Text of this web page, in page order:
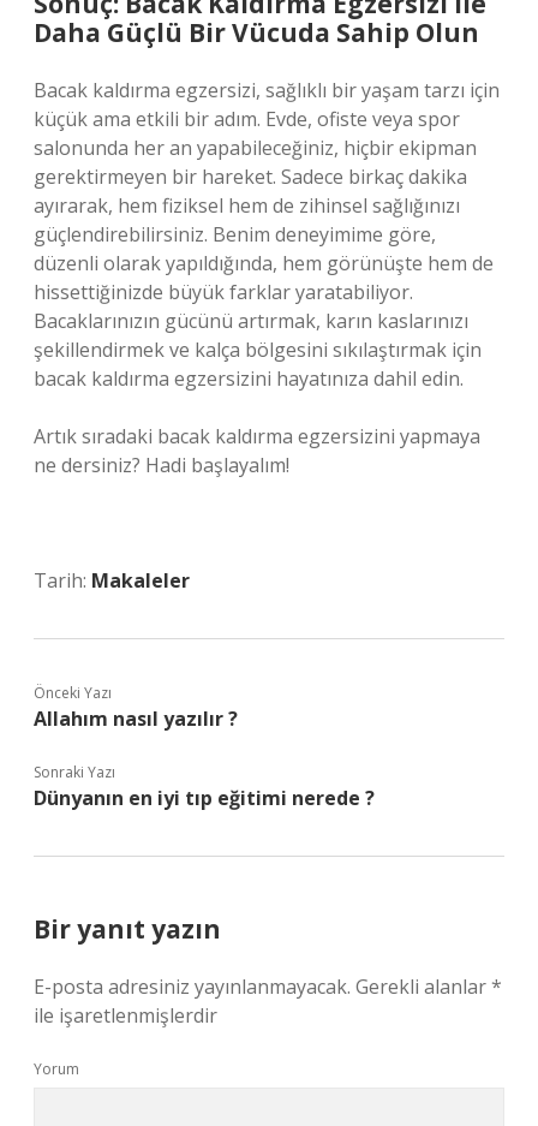
Daha Güçlü Bir Vücuda Sahip Olun
Bacak kaldırma egzersizi, sağlıklı bir yaşam tarzı için
küçük ama etkili bir adım. Evde, ofiste veya spor
salonunda her an yapabileceğiniz, hiçbir ekipman
gerektirmeyen bir hareket. Sadece birkaç dakika
ayırarak, hem fiziksel hem de zihinsel sağlığınızı
güçlendirebilirsiniz. Benim deneyimime göre,
düzenli olarak yapıldığında, hem görünüşte hem de
hissettiğinizde büyük farklar yaratabiliyor.
Bacaklarınızın gücünü artırmak, karın kaslarınızı
şekillendirmek ve kalça bölgesini sıkılaştırmak için
bacak kaldırma egzersizini hayatınıza dahil edin.
Artık sıradaki bacak kaldırma egzersizini yapmaya
ne dersiniz? Hadi başlayalım!
Tarih: Makaleler
Önceki Yazı
Allahım nasıl yazılır ?
Sonraki Yazı
Dünyanın en iyi tıp eğitimi nerede ?
Bir yanıt yazın
E-posta adresiniz yayınlanmayacak. Gerekli alanlar*
ile işaretlenmişlerdir
Yorum